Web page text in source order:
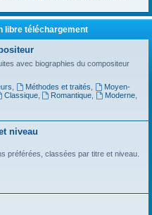
libre téléchargement
avec biographies du compositeur
Méthodes et traités
Moyen-
Classique, Romantique Moderne
niveau
préférées, classées par titre et niveau.